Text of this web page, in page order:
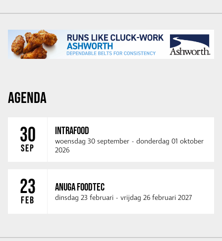
AGENDA
30
SEP
INTRAFOOD
woensdag 30 september - donderdag 01 oktober
2026
23
FEB
ANUGA FOODTEC
dinsdag 23 februari - vrijdag 26 februari 2027